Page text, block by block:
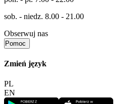
sob. - niedz. 8.00 - 21.00
Obserwuj nas
Pomoc
Zmień język
PL
EN